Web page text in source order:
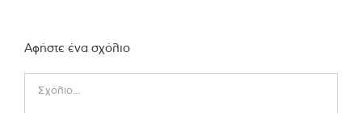
Αφήστε ένα σχόλιο